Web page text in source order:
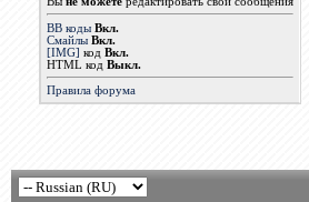
BB коды Вкл.
Смайлы Вкл.
[IMG] код Вкл.
HTML код Выкл.
Правила форума